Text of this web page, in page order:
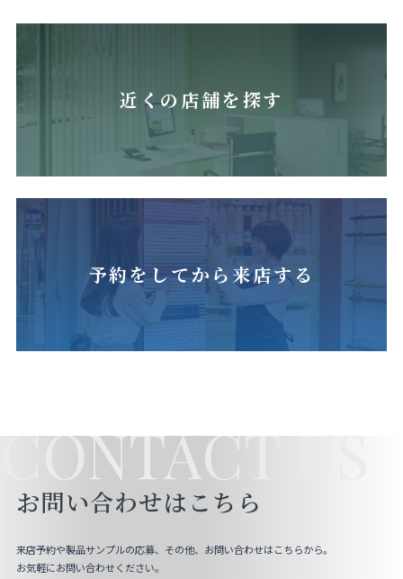
近くの店舗を探す
予約をしてから来店する
CONTACT US
お問い合わせはこちら
来店予約や製品サンプルの応募、その他、お問い合わせはこちらから。
お気軽にお問い合わせください。